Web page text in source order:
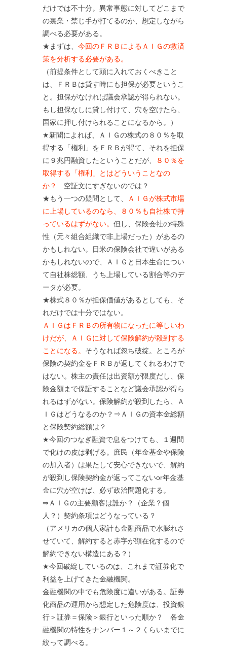
だけでは不十分。異常事態に対してどこまで
の裏業・禁じ手が打てるのか、想定しながら
調べる必要がある。
★まずは、 今回のＦＲＢによるＡＩＧの救済
策を分析する必要がある。
（前提条件として頭に入れておくべきこと
は、ＦＲＢは貸す時にも担保が必要というこ
と。担保がなければ議会承認が得られない。
もし担保なしに貸し付けて、穴を空けたら、
国家に押し付けられることになるから。）
★新聞によれば、ＡＩＧの株式の８０％を取
得する「権利」をＦＲＢが得て、それを担保
に９兆円融資したということだが、
８０％を
取得する「権利」とはどういうことなの
か？
空証文にすぎないのでは？
★もう一つの疑問として、
ＡＩＧが株式市場
に上場しているのなら、８０％も自社株で持
っているはずがない。 但し、保険会社の特殊
性（元々組合組織で非上場だった）があるの
かもしれない。日米の保険会社で違いがある
かもしれないので、ＡＩＧと日本生命につい
て自社株総額、うち上場している割合等のデ
ータが必要。
★株式８０％が担保価値があるとしても、そ
れだけでは十分ではない。
ＡＩＧはＦＲＢの所有物になったに等しいわ
けだが、ＡＩＧに対して保険解約が殺到する
ことになる。 そうなれば忽ち破綻。ところが
保険の契約金をＦＲＢが返してくれるわけで
はない。株主の責任は出資額が限度だし、保
険金額まで保証することなど議会承認が得ら
れるはずがない。保険解約が殺到したら、Ａ
ＩＧはどうなるのか？⇒ＡＩＧの資本金総額
と保険契約総額は？
★今回のつなぎ融資で息をつけても、１週間
で化けの皮は剥げる。庶民（年金基金や保険
の加入者）は果たして安心できないで、解約
が殺到し保険契約金が返ってこないor年金基
金に穴が空けば、必ず政治問題化する。
⇒ＡＩＧの主要顧客は誰か？（企業？個
人？）契約条項はどうなっている？
（アメリカの個人家計も金融商品で水膨れさ
せていて、解約すると赤字が顕在化するので
解約できない構造にある？）
★今回破綻しているのは、これまで証券化で
利益を上げてきた金融機関。
金融機関の中でも危険度に違いがある。証券
化商品の運用から想定した危険度は、投資銀
行＞証券＝保険＞銀行といった順か？ 各金
融機関の特性をナンバー１～２くらいまでに
絞って調べる。